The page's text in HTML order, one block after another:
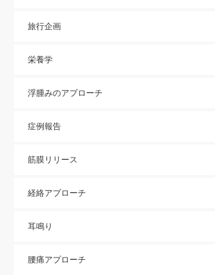
旅行企画
栄養学
浮腫みのアプローチ
症例報告
筋膜リリース
経絡アプローチ
耳鳴り
腰痛アプローチ